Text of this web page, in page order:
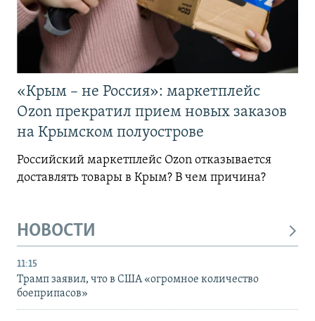
«Крым – не Россия»: маркетплейс
Ozon прекратил прием новых заказов
на Крымском полуострове
Российский маркетплейс Ozon отказывается
доставлять товары в Крым? В чем причина?
НОВОСТИ
11:15
Трамп заявил, что в США «огромное количество
боеприпасов»